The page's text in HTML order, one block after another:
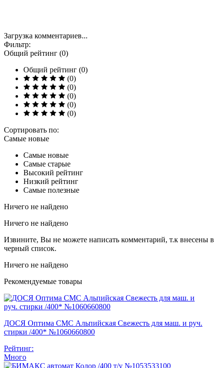
Загрузка комментариев...
Фильтр:
Общий рейтинг (0)
Общий рейтинг (0)
(0)
(0)
(0)
(0)
(0)
Сортировать по:
Самые новые
Самые новые
Самые старые
Высокий рейтинг
Низкий рейтинг
Самые полезные
Ничего не найдено
Ничего не найдено
Извините, Вы не можете написать комментарий, т.к внесены в
черный список.
Ничего не найдено
Рекомендуемые товары
ДОСЯ Оптима СМС Альпийская Свежесть для маш. и руч.
стирки /400* №1060660800
Рейтинг:
Много